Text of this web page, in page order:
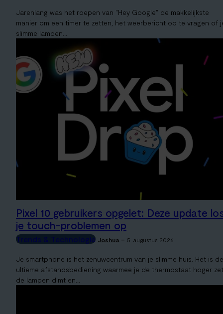
Jarenlang was het roepen van "Hey Google" de makkelijkste
manier om een timer te zetten, het weerbericht op te vragen of
slimme lampen...
Pixel 10 gebruikers opgelet: Deze update
je touch-problemen op
Trends & Technologie Joshua - 5. augustus 2026
Je smartphone is het zenuwcentrum van je slimme huis. Het is de
ultieme afstandsbediening waarmee je de thermostaat hoger
de lampen dimt en...